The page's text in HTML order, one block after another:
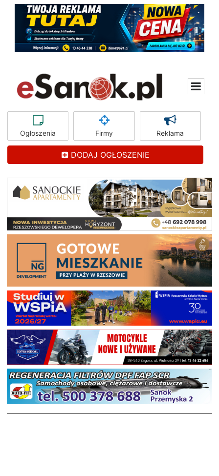
Ogłoszenia Firmy Reklama
DODAJ OGŁOSZENIE